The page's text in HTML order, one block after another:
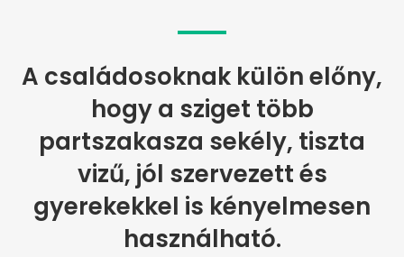
A családosoknak külön előny,
hogy a sziget több
partszakasza sekély, tiszta
vizű, jól szervezett és
gyerekekkel is kényelmesen
használható.